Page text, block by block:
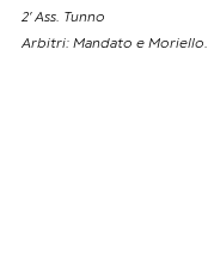
2’ Ass. Tunno
Arbitri: Mandato e Moriello.